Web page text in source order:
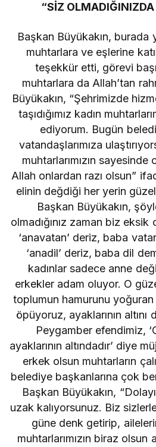
“SİZ
Başkan Büyükakın, burada
muhtarlara ve eşlerine
teşekkür etti, görevi
muhtarlara da Allah’tan
Büyükakın, “Şehrimizde
taşıdığımız kadın
ediyorum. Bugün
vatandaşlarımıza
muhtarlarımızın
Allah onlardan razı olsun”
elinin değdiği her yerin
Başkan Büyükakın,
olmadığınız zaman biz
‘anavatan’ deriz, baba
‘anadil’ deriz, baba dil
kadınlar sadece anne
erkekler adam oluyor. O
toplumun hamurunu yoğuran
öpüyoruz, ayaklarının
Peygamber efendimiz,
ayaklarının altındadır’ diye
erkek olsun muhtarların
belediye başkanlarına çok
Başkan Büyükakın,
uzak kalıyorsunuz. Biz
güne denk getirip,
muhtarlarımızın biraz olsun